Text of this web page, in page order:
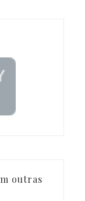
outras